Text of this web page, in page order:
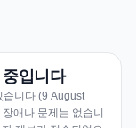
입니다
습니다 (9 August
애나 문제는 없습니